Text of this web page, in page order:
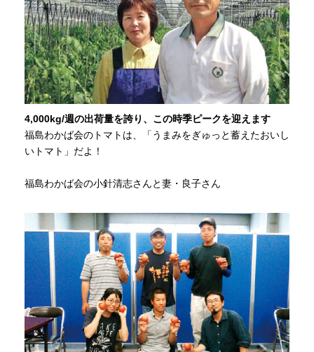
4,000kg/週の出荷量を誇り、この時季ピークを迎えます
福島わかば会のトマトは、「うまみをぎゅっと蓄えたおいし
いトマト」だよ！
福島わかば会の小針清志さんと妻・良子さん